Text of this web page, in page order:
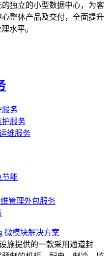
独立的小型数据中心，为客
心整体产品及交付，全面提升
水平。
服务
护服务
维服务
节能
管理外包服务
微模块解决方案
施提供的一款采用通道封